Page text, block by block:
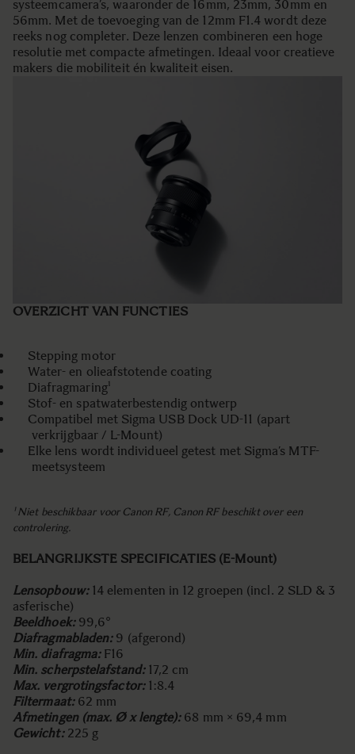
systeemcamera’s, waaronder de 16mm, 23mm, 30mm en
56mm. Met de toevoeging van de 12mm F1.4 wordt deze
reeks nog completer. Deze lenzen combineren een hoge
resolutie met compacte afmetingen. Ideaal voor creatieve
makers die mobiliteit én kwaliteit eisen.
OVERZICHT VAN FUNCTIES
Stepping motor
Water- en olieafstotende coating
Diafragmaring¹
Stof- en spatwaterbestendig ontwerp
Compatibel met Sigma USB Dock UD-11 (apart
verkrijgbaar / L-Mount)
Elke lens wordt individueel getest met Sigma’s MTF-
meetsysteem
¹ Niet beschikbaar voor Canon RF, Canon RF beschikt over een
controlering.
BELANGRIJKSTE SPECIFICATIES (E-Mount)
Lensopbouw:14 elementen in 12 groepen (incl. 2 SLD & 3
asferische)
Beeldhoek:99,6°
Diafragmabladen:9 (afgerond)
Min. diafragma:F16
Min. scherpstelafstand:17,2 cm
Max. vergrotingsfactor:1:8.4
Filtermaat:62 mm
Afmetingen (max. Ø x lengte):68 mm × 69,4 mm
Gewicht:225 g